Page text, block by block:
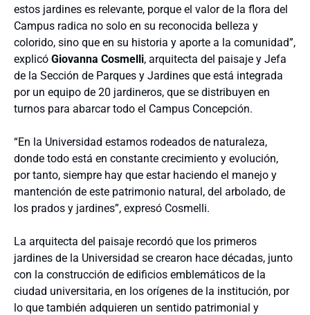
estos jardines es relevante, porque el valor de la flora del
Campus radica no solo en su reconocida belleza y
colorido, sino que en su historia y aporte a la comunidad”,
explicó Giovanna Cosmelli, arquitecta del paisaje y Jefa
de la Sección de Parques y Jardines que está integrada
por un equipo de 20 jardineros, que se distribuyen en
turnos para abarcar todo el Campus Concepción.
“En la Universidad estamos rodeados de naturaleza,
donde todo está en constante crecimiento y evolución,
por tanto, siempre hay que estar haciendo el manejo y
mantención de este patrimonio natural, del arbolado, de
los prados y jardines”, expresó Cosmelli.
La arquitecta del paisaje recordó que los primeros
jardines de la Universidad se crearon hace décadas, junto
con la construcción de edificios emblemáticos de la
ciudad universitaria, en los orígenes de la institución, por
lo que también adquieren un sentido patrimonial y